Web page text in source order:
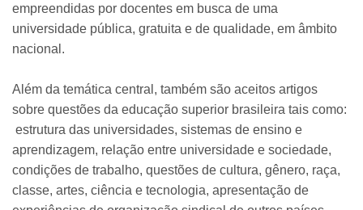
empreendidas por docentes em busca de uma
universidade pública, gratuita e de qualidade, em âmbito
nacional.
Além da temática central, também são aceitos artigos
sobre questões da educação superior brasileira tais como:
estrutura das universidades, sistemas de ensino e
aprendizagem, relação entre universidade e sociedade,
condições de trabalho, questões de cultura, gênero, raça,
classe, artes, ciência e tecnologia, apresentação de